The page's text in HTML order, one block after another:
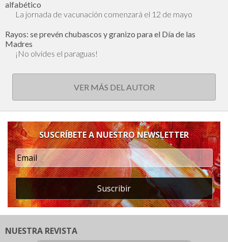
alfabético
La jornada de vacunación comenzará el 12 de mayo
Rayos: se prevén chubascos y granizo para el Día de las
Madres
¡No olvides el paraguas!
VER MÁS DEL AUTOR
SUSCRÍBETE A NUESTRO NEWSLETTER
Suscribir
NUESTRA REVISTA